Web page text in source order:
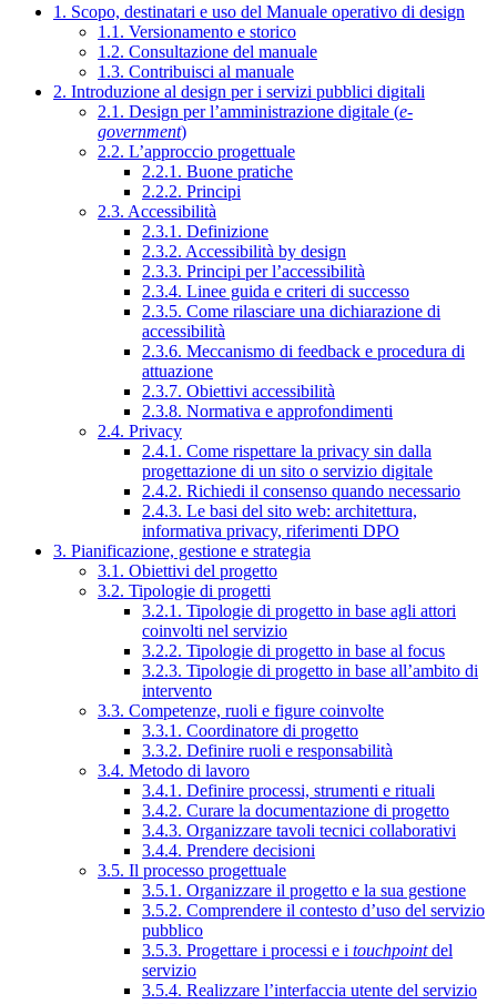
1. Scopo, destinatari e uso del Manuale operativo di design
1.1. Versionamento e storico
1.2. Consultazione del manuale
1.3. Contribuisci al manuale
2. Introduzione al design per i servizi pubblici digitali
2.1. Design per l’amministrazione digitale (e-
government)
2.2. L’approccio progettuale
2.2.1. Buone pratiche
2.2.2. Principi
2.3. Accessibilità
2.3.1. Definizione
2.3.2. Accessibilità by design
2.3.3. Principi per l’accessibilità
2.3.4. Linee guida e criteri di successo
2.3.5. Come rilasciare una dichiarazione di
accessibilità
2.3.6. Meccanismo di feedback e procedura di
attuazione
2.3.7. Obiettivi accessibilità
2.3.8. Normativa e approfondimenti
2.4. Privacy
2.4.1. Come rispettare la privacy sin dalla
progettazione di un sito o servizio digitale
2.4.2. Richiedi il consenso quando necessario
2.4.3. Le basi del sito web: architettura,
informativa privacy, riferimenti DPO
3. Pianificazione, gestione e strategia
3.1. Obiettivi del progetto
3.2. Tipologie di progetti
3.2.1. Tipologie di progetto in base agli attori
coinvolti nel servizio
3.2.2. Tipologie di progetto in base al focus
3.2.3. Tipologie di progetto in base all’ambito di
intervento
3.3. Competenze, ruoli e figure coinvolte
3.3.1. Coordinatore di progetto
3.3.2. Definire ruoli e responsabilità
3.4. Metodo di lavoro
3.4.1. Definire processi, strumenti e rituali
3.4.2. Curare la documentazione di progetto
3.4.3. Organizzare tavoli tecnici collaborativi
3.4.4. Prendere decisioni
3.5. Il processo progettuale
3.5.1. Organizzare il progetto e la sua gestione
3.5.2. Comprendere il contesto d’uso del servizio
pubblico
3.5.3. Progettare i processi e i touchpointdel
servizio
3.5.4. Realizzare l’interfaccia utente del servizio